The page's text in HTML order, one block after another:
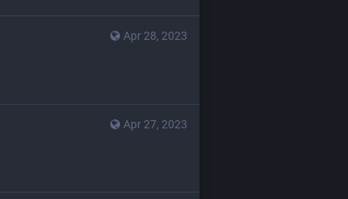
Apr 28, 2023
Apr 27, 2023